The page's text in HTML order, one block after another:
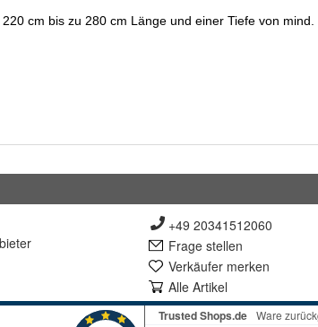
+49 20341512060
Frage stellen
Verkäufer merken
Alle Artikel